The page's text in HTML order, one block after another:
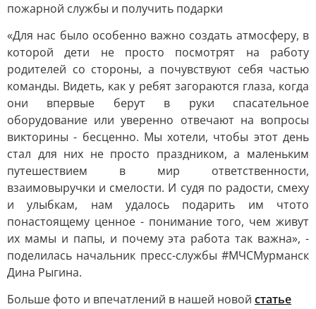
пожарной службы и получить подарки
«Для нас было особенно важно создать атмосферу, в
которой дети не просто посмотрят на работу
родителей со стороны, а почувствуют себя частью
команды. Видеть, как у ребят загораются глаза, когда
они впервые берут в руки спасательное
оборудование или уверенно отвечают на вопросы
викторины - бесценно. Мы хотели, чтобы этот день
стал для них не просто праздником, а маленьким
путешествием в мир ответственности,
взаимовыручки и смелости. И судя по радости, смеху
и улыбкам, нам удалось подарить им чтото
понастоящему ценное - понимание того, чем живут
их мамы и папы, и почему эта работа так важна», -
поделилась начальник пресс-службы #МЧСМурманск
Дина Рыгина.
Больше фото и впечатлений в нашей новой статье